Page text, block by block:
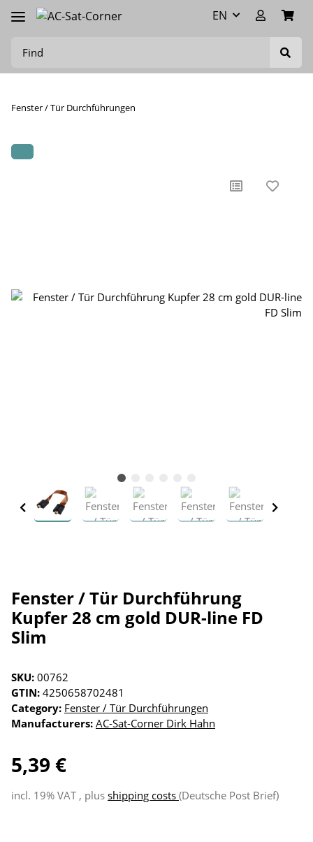
EN
Fenster / Tür Durchführungen
Fenster / Tür Durchführung
Kupfer 28 cm gold DUR-line FD
Slim
SKU: 00762
GTIN: 4250658702481
Category: Fenster / Tür Durchführungen
Manufacturers: AC-Sat-Corner Dirk Hahn
5,39 €
incl. 19% VAT , plus shipping costs (Deutsche Post Brief)